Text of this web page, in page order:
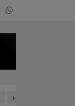
de Talleres
›